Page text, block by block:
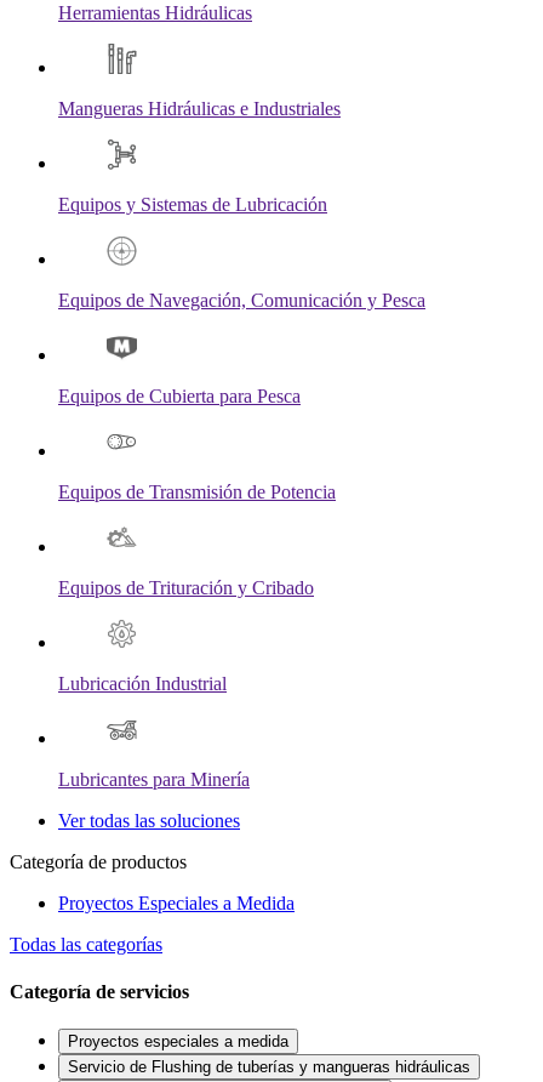
Herramientas Hidráulicas
Mangueras Hidráulicas e Industriales
Equipos y Sistemas de Lubricación
Equipos de Navegación, Comunicación y Pesca
Equipos de Cubierta para Pesca
Equipos de Transmisión de Potencia
Equipos de Trituración y Cribado
Lubricación Industrial
Lubricantes para Minería
Ver todas las soluciones
Categoría de productos
Proyectos Especiales a Medida
Todas las categorías
Categoría de servicios
Proyectos especiales a medida
Servicio de Flushing de tuberías y mangueras hidráulicas